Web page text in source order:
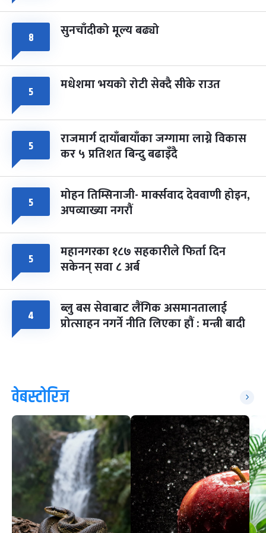
८ सुनचाँदीको मूल्य बढ्यो
५ मधेशमा भयको रोटी सेक्दै सीके राउत
५ राजमार्ग दायाँबायाँका जग्गामा लाग्ने विकास
कर ५ प्रतिशत बिन्दु बढाइँदै
५ मोहन तिम्सिनाजी- मार्क्सवाद देववाणी होइन,
अपव्याख्या नगरौं
५ महानगरका १८७ सहकारीले फिर्ता दिन
सकेनन् सवा ८ अर्ब
४ ब्लु बस सेवाबाट लैंगिक असमानतालाई
प्रोत्साहन नगर्ने नीति लिएका हौं : मन्त्री बादी
वेबस्टोरिज